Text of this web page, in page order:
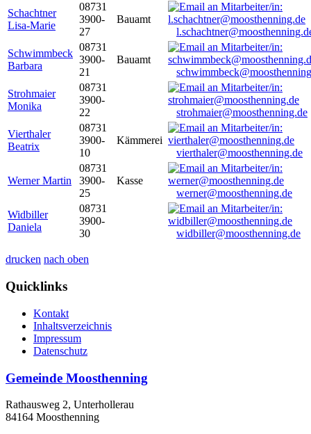
Schachtner
Lisa-Marie
08731
3900-
27
Bauamt
Schwimmbeck
Barbara
08731
3900-
21
Bauamt
Strohmaier
Monika
08731
3900-
22
strohmaier@moosthenning.de
Vierthaler
Beatrix
08731
3900-
10
Kämmerei
vierthaler@moosthenning.de
Werner Martin
08731
3900-
25
Kasse
werner@moosthenning.de
Widbiller
Daniela
08731
3900-
30
widbiller@moosthenning.de
drucken nach oben
Quicklinks
Kontakt
Inhaltsverzeichnis
Impressum
Datenschutz
Gemeinde Moosthenning
Rathausweg 2, Unterhollerau
84164 Moosthenning